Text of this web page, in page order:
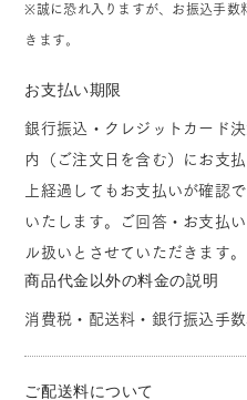
※誠に恐れ入りますが、お振込手数
きます。
お支払い期限
銀行振込・クレジットカード
内（ご注文日を含む）にお支
上経過してもお支払いが確認
いたします。ご回答・お支払
ル扱いとさせていただきます。
商品代金以外の料金の説明
消費税・配送料・銀行振込手
ご配送料について